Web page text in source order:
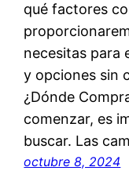
qué factores
necesitas para
y opciones sin
¿Dónde
comenzar, es
buscar. Las
octubre 8, 2024